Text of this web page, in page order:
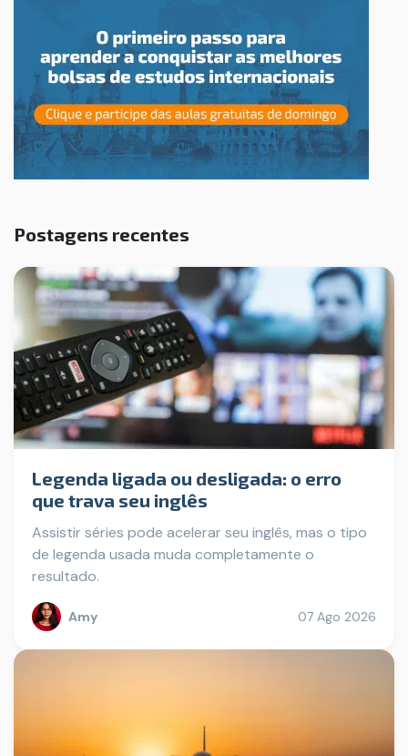
Postagens recentes
Legenda ligada ou desligada: o erro
que trava seu inglês
Assistir séries pode acelerar seu inglês, mas o tipo
de legenda usada muda completamente o
resultado.
Amy 07 Ago 2026